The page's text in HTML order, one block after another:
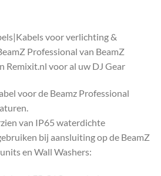
voor verlichting &
Professional van BeamZ
Remixit.nl voor al uw DJ Gear
voor de Beamz Professional
van IP65 waterdichte
bij aansluiting op de BeamZ
en Wall Washers: